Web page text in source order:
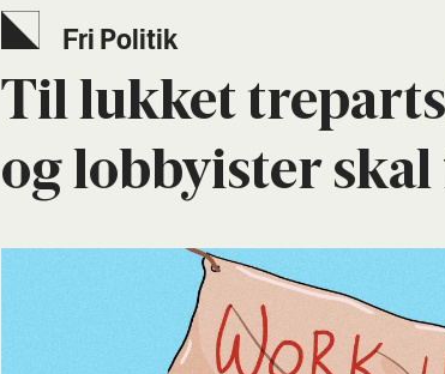
Fri Poli­tik
Til luk­ket
og lob­byi­ster